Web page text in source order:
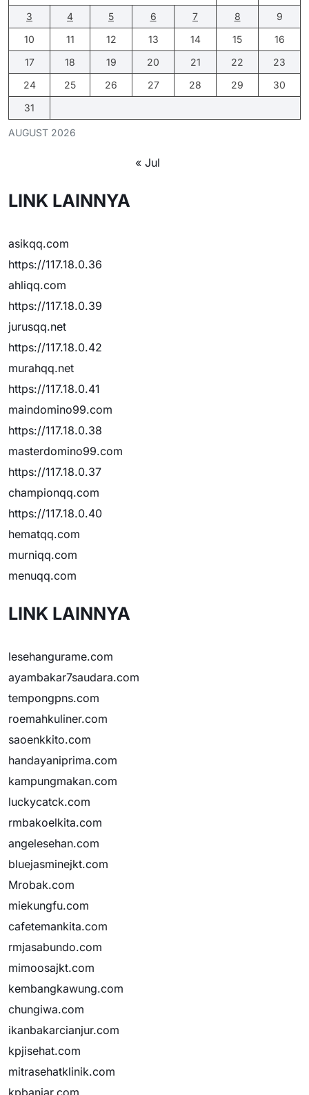
AUGUST 2026
3
4 5 6 7 8
9
10
11 12 13 14 15
16
17
18 19 20 21 22
23
24
25 26 27 28 29
30
31
« Jul
LINK LAINNYA
asikqq.com
https://117.18.0.36
ahliqq.com
https://117.18.0.39
jurusqq.net
https://117.18.0.42
murahqq.net
https://117.18.0.41
maindomino99.com
https://117.18.0.38
masterdomino99.com
https://117.18.0.37
championqq.com
https://117.18.0.40
hematqq.com
murniqq.com
menuqq.com
LINK LAINNYA
lesehangurame.com
ayambakar7saudara.com
tempongpns.com
roemahkuliner.com
saoenkkito.com
handayaniprima.com
kampungmakan.com
luckycatck.com
rmbakoelkita.com
angelesehan.com
bluejasminejkt.com
Mrobak.com
miekungfu.com
cafetemankita.com
rmjasabundo.com
mimoosajkt.com
kembangkawung.com
chungiwa.com
ikanbakarcianjur.com
kpjisehat.com
mitrasehatklinik.com
kpbanjar.com